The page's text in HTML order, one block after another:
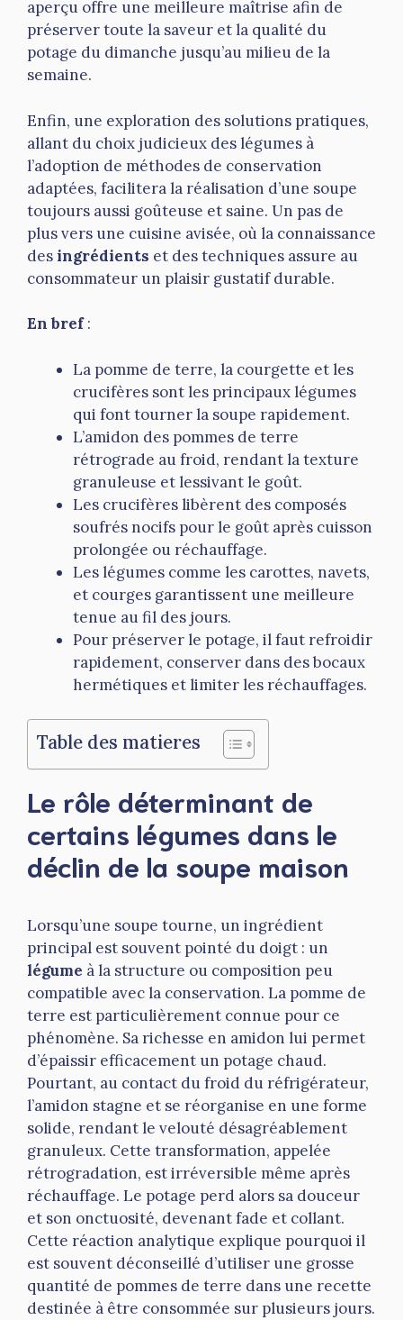
aperçu offre une meilleure maîtrise afin de
préserver toute la saveur et la qualité du
potage du dimanche jusqu’au milieu de la
semaine.
Enfin, une exploration des solutions pratiques,
allant du choix judicieux des légumes à
l’adoption de méthodes de conservation
adaptées, facilitera la réalisation d’une soupe
toujours aussi goûteuse et saine. Un pas de
plus vers une cuisine avisée, où la connaissance
desingrédients et des techniques assure au
consommateur un plaisir gustatif durable.
En bref:
La pomme de terre, la courgette et les
crucifères sont les principaux légumes
qui font tourner la soupe rapidement.
L’amidon des pommes de terre
rétrograde au froid, rendant la texture
granuleuse et lessivant le goût.
Les crucifères libèrent des composés
soufrés nocifs pour le goût après cuisson
prolongée ou réchauffage.
Les légumes comme les carottes, navets,
et courges garantissent une meilleure
tenue au fil des jours.
Pour préserver le potage, il faut refroidir
rapidement, conserver dans des bocaux
hermétiques et limiter les réchauffages.
Table des matieres
Le rôle déterminant de
certains légumes dans le
déclin de la soupe maison
Lorsqu’une soupe tourne, un ingrédient
principal est souvent pointé du doigt : un
légume à la structure ou composition peu
compatible avec la conservation. La pomme de
terre est particulièrement connue pour ce
phénomène. Sa richesse en amidon lui permet
d’épaissir efficacement un potage chaud.
Pourtant, au contact du froid du réfrigérateur,
l’amidon stagne et se réorganise en une forme
solide, rendant le velouté désagréablement
granuleux. Cette transformation, appelée
rétrogradation, est irréversible même après
réchauffage. Le potage perd alors sa douceur
et son onctuosité, devenant fade et collant.
Cette réaction analytique explique pourquoi il
est souvent déconseillé d’utiliser une grosse
quantité de pommes de terre dans une recette
destinée à être consommée sur plusieurs jours.